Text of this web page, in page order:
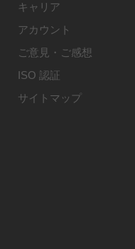
キャリア
アカウント
ご意見・ご感想
ISO 認証
サイトマップ